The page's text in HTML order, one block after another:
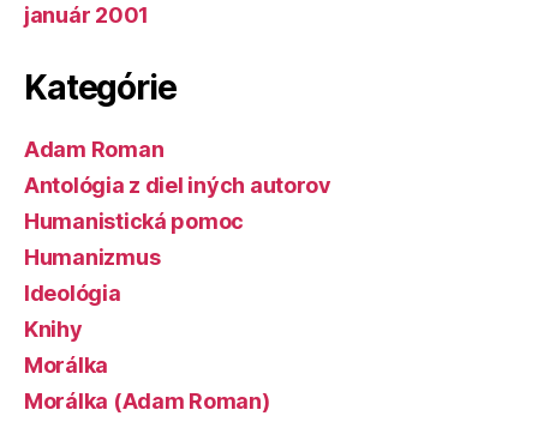
január 2001
Kategórie
Adam Roman
Antológia z diel iných autorov
Humanistická pomoc
Humanizmus
Ideológia
Knihy
Morálka
Morálka (Adam Roman)